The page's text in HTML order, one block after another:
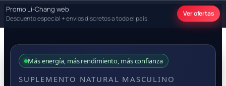
Más energía, más rendimiento, más confianza
SUPLEMENTO NATURAL MASCULINO
Promo Li-Chang web
Descuento especial + envíos discretos a todo el país.
Ver ofertas